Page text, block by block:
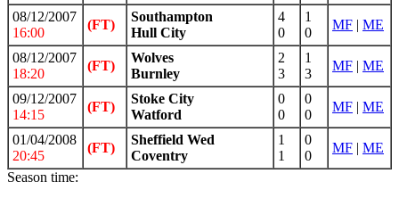
08/12/2007
16:00
(FT)
Southampton
Hull City
4
0
1
0
MF | ME
08/12/2007
18:20
(FT)
Wolves
Burnley
2
3
1
3
MF | ME
09/12/2007
14:15
(FT)
Stoke City
Watford
0
0
0
0
MF | ME
01/04/2008
20:45
(FT)
Sheffield Wed
Coventry
1
1
0
0
MF | ME
Season time: